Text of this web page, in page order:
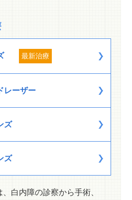
最新治療
レーザー
ズ
ズ
白内障の診察から手術、